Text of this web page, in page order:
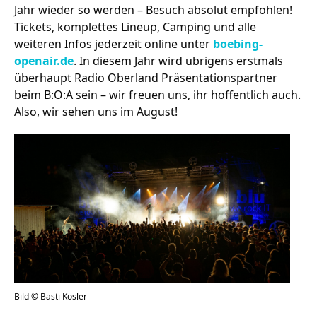
Jahr wieder so werden – Besuch absolut empfohlen!
Tickets, komplettes Lineup, Camping und alle
weiteren Infos jederzeit online unter boebing-
openair.de. In diesem Jahr wird übrigens erstmals
überhaupt Radio Oberland Präsentationspartner
beim B:O:A sein – wir freuen uns, ihr hoffentlich auch.
Also, wir sehen uns im August!
Bild © Basti Kosler